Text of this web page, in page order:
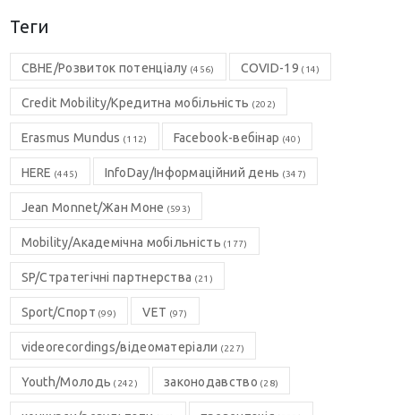
Теги
CBHE/Розвиток потенціалу (456) COVID-19 (14)
Credit Mobility/Кредитна мобільність (202)
Erasmus Mundus (112) Facebook-вебінар (40)
HERE (445) InfoDay/Інформаційний день (347)
Jean Monnet/Жан Моне (593)
Mobility/Академічна мобільність (177)
SP/Стратегічні партнерства (21)
Sport/Спорт (99) VET (97)
videorecordings/відеоматеріали (227)
Youth/Молодь (242) законодавство (28)